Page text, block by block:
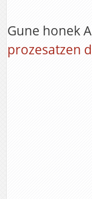
Gune honek
prozesatzen